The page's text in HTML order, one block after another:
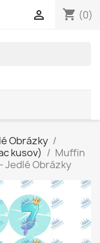
shopping_cart (0)

Obrázky
kusov)
Muffin
Jedlé Obrázky